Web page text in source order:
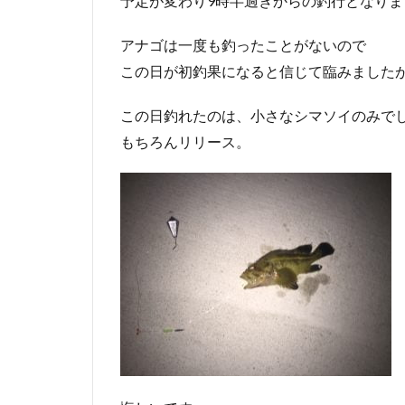
アナゴは一度も釣ったことがないので
この日が初釣果になると信じて臨みました
この日釣れたのは、小さなシマソイのみで
もちろんリリース。